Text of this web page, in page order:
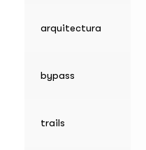
arquitectura
bypass
trails